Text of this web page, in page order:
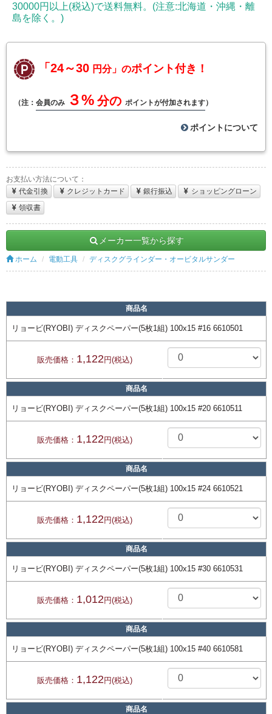
30000円以上(税込)で送料無料。(注意:北海道・沖縄・離
島を除く。)
「24～30 円分」のポイント付き！
（注： 会員のみ ３% 分の ポイントが付加されます）
ポイントについて
お支払い方法について：
代金引換
クレジットカード 銀行振込
ショッピングローン
領収書
メーカー一覧から探す
ホーム 電動工具 ディスクグラインダー・オービタルサンダー
商品名
リョービ(RYOBI) ディスクペーパー(5枚1組) 100x15 #16 6610501
販売価格： 1,122 円(税込)
商品名
リョービ(RYOBI) ディスクペーパー(5枚1組) 100x15 #20 6610511
販売価格： 1,122 円(税込)
商品名
リョービ(RYOBI) ディスクペーパー(5枚1組) 100x15 #24 6610521
販売価格： 1,122 円(税込)
商品名
リョービ(RYOBI) ディスクペーパー(5枚1組) 100x15 #30 6610531
販売価格： 1,012 円(税込)
商品名
リョービ(RYOBI) ディスクペーパー(5枚1組) 100x15 #40 6610581
販売価格： 1,122 円(税込)
商品名